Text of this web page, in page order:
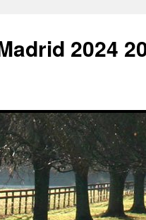
2024